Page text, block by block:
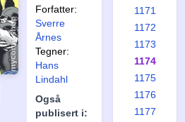
Forfatter:
Sverre
Årnes
Tegner:
Hans
Lindahl
Også
publisert i:
1171
1172
1173
1174
1175
1176
1177